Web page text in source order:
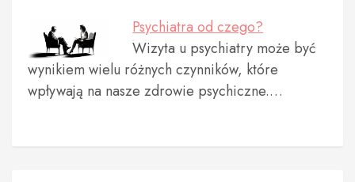
Psychiatra od czego?
Wizyta u psychiatry może być
wynikiem wielu różnych czynników, które
wpływają na nasze zdrowie psychiczne.…